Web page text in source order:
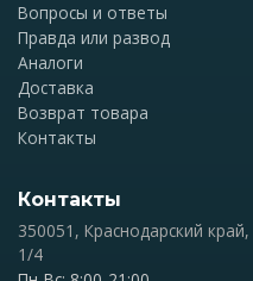
Вопросы и ответы
Правда или развод
Аналоги
Доставка
Возврат товара
Контакты
Контакты
350051, Краснодарский
1/4